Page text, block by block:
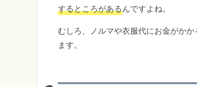
するところがある んですよね。
むしろ、ノルマや衣服代にお金がか
ます。